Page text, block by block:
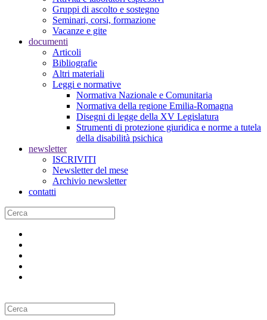
Gruppi di ascolto e sostegno
Seminari, corsi, formazione
Vacanze e gite
documenti
Articoli
Bibliografie
Altri materiali
Leggi e normative
Normativa Nazionale e Comunitaria
Normativa della regione Emilia-Romagna
Disegni di legge della XV Legislatura
Strumenti di protezione giuridica e norme a tutela
della disabilità psichica
newsletter
ISCRIVITI
Newsletter del mese
Archivio newsletter
contatti